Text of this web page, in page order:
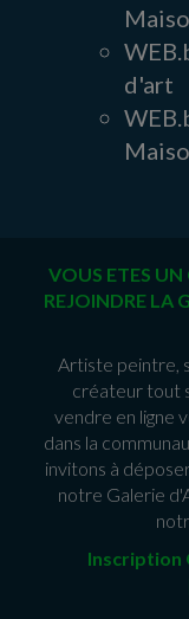
d'art
VOUS ETES
REJOINDRE LA
Artiste peintre,
créateur tout
vendre en ligne
dans la
invitons à
notre Galerie
Inscription